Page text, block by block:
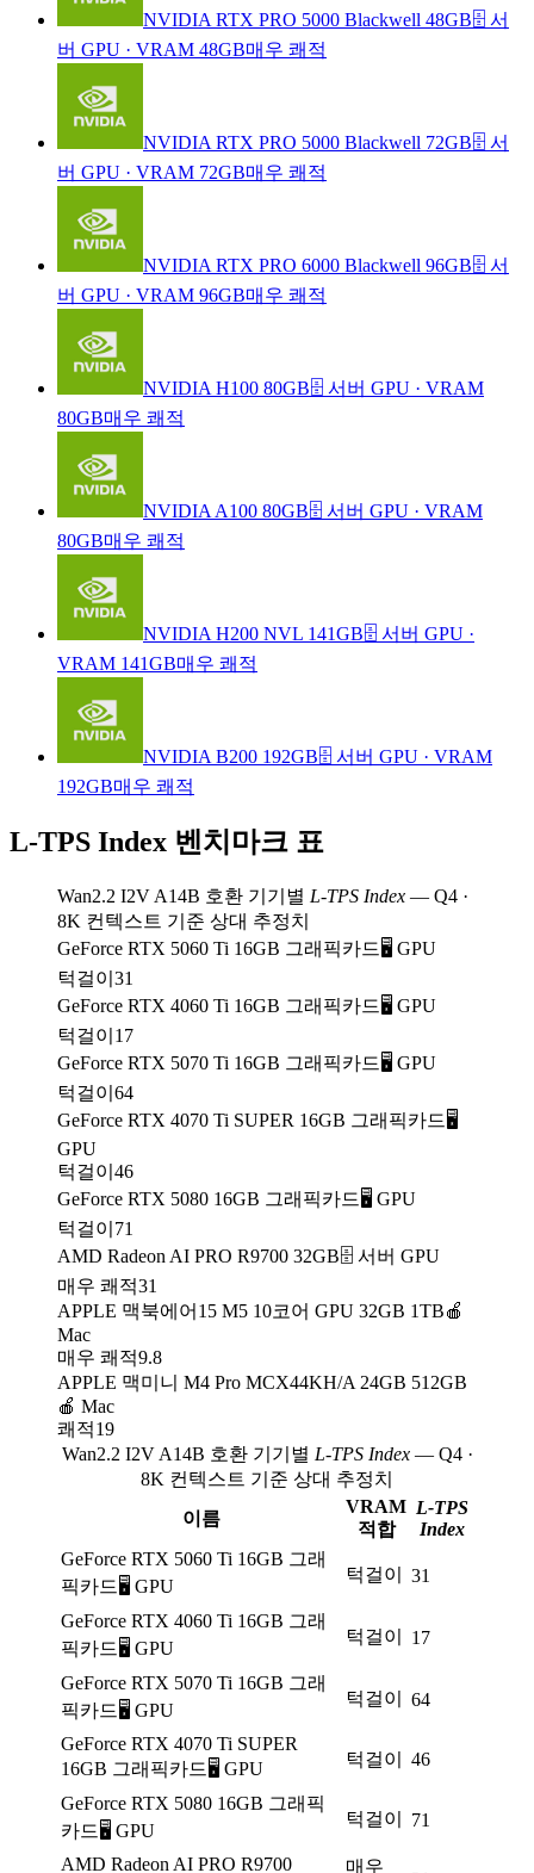
NVIDIA RTX PRO 5000 Blackwell 48GB🗄️ 서
버 GPU · VRAM 48GB매우 쾌적
NVIDIA RTX PRO 5000 Blackwell 72GB🗄️ 서
버 GPU · VRAM 72GB매우 쾌적
NVIDIA RTX PRO 6000 Blackwell 96GB🗄️ 서
버 GPU · VRAM 96GB매우 쾌적
NVIDIA H100 80GB🗄️ 서버 GPU · VRAM
80GB매우 쾌적
NVIDIA A100 80GB🗄️ 서버 GPU · VRAM
80GB매우 쾌적
NVIDIA H200 NVL 141GB🗄️ 서버 GPU ·
VRAM 141GB매우 쾌적
NVIDIA B200 192GB🗄️ 서버 GPU · VRAM
192GB매우 쾌적
L-TPS Index 벤치마크 표
Wan2.2 I2V A14B 호환 기기별 L-TPS Index — Q4 ·
8K 컨텍스트 기준 상대 추정치
GeForce RTX 5060 Ti 16GB 그래픽카드 🖥️ GPU
턱걸이 31
GeForce RTX 4060 Ti 16GB 그래픽카드 🖥️ GPU
턱걸이 17
GeForce RTX 5070 Ti 16GB 그래픽카드 🖥️ GPU
턱걸이 64
GeForce RTX 4070 Ti SUPER 16GB 그래픽카드 🖥️
GPU
턱걸이 46
GeForce RTX 5080 16GB 그래픽카드 🖥️ GPU
턱걸이 71
AMD Radeon AI PRO R9700 32GB🗄️ 서버 GPU
매우 쾌적31
APPLE 맥북에어15 M5 10코어 GPU 32GB 1TB🍎
Mac
매우 쾌적9.8
APPLE 맥미니 M4 Pro MCX44KH/A 24GB 512GB
🍎 Mac
쾌적19
Wan2.2 I2V A14B 호환 기기별 L-TPS Index— Q4 ·
8K 컨텍스트 기준 상대 추정치
이름
VRAM
적합
L-TPS
Index
GeForce RTX 5060 Ti 16GB 그래
픽카드 🖥️ GPU
턱걸이 31
GeForce RTX 4060 Ti 16GB 그래
픽카드 🖥️ GPU
턱걸이 17
GeForce RTX 5070 Ti 16GB 그래
픽카드 🖥️ GPU
턱걸이 64
GeForce RTX 4070 Ti SUPER
16GB 그래픽카드 🖥️ GPU 턱걸이 46
GeForce RTX 5080 16GB 그래픽
카드 🖥️ GPU
턱걸이 71
AMD Radeon AI PRO R9700
매우